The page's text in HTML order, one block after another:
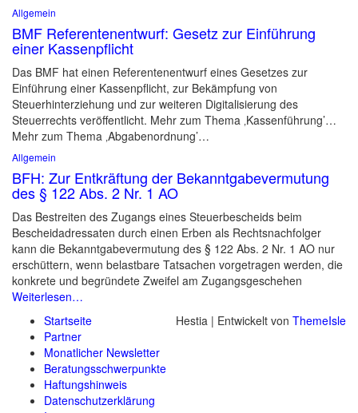
Allgemein
BMF Referentenentwurf: Gesetz zur Einführung
einer Kassenpflicht
Das BMF hat einen Referentenentwurf eines Gesetzes zur
Einführung einer Kassenpflicht, zur Bekämpfung von
Steuerhinterziehung und zur weiteren Digitalisierung des
Steuerrechts veröffentlicht. Mehr zum Thema ‚Kassenführung’…
Mehr zum Thema ‚Abgabenordnung’…
Allgemein
BFH: Zur Entkräftung der Bekanntgabevermutung
des § 122 Abs. 2 Nr. 1 AO
Das Bestreiten des Zugangs eines Steuerbescheids beim
Bescheidadressaten durch einen Erben als Rechtsnachfolger
kann die Bekanntgabevermutung des § 122 Abs. 2 Nr. 1 AO nur
erschüttern, wenn belastbare Tatsachen vorgetragen werden, die
konkrete und begründete Zweifel am Zugangsgeschehen
Weiterlesen…
Startseite
Partner
Monatlicher Newsletter
Beratungsschwerpunkte
Haftungshinweis
Datenschutzerklärung
Hestia | Entwickelt von ThemeIsle